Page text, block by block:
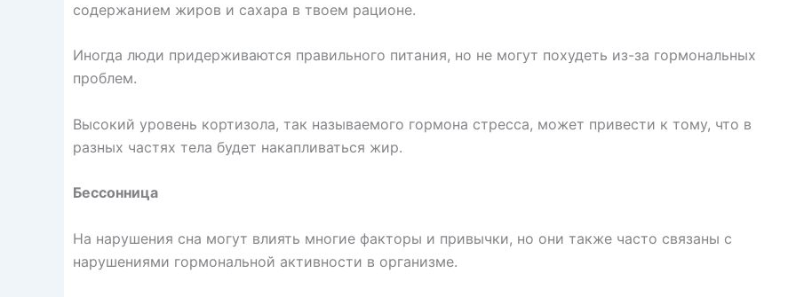
содержанием жиров и сахара в твоем рационе.
Иногда люди придерживаются правильного питания, но не могут похудеть из-за гормональных
проблем.
Высокий уровень кортизола, так называемого гормона стресса, может привести к тому, что в
разных частях тела будет накапливаться жир.
Бессонница
На нарушения сна могут влиять многие факторы и привычки, но они также часто связаны с
нарушениями гормональной активности в организме.